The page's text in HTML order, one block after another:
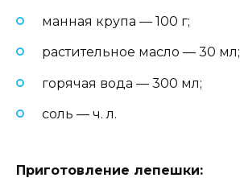
манная крупа — 100 г;
растительное масло — 30 мл;
горячая вода — 300 мл;
соль — ч. л.
Приготовление лепешки: